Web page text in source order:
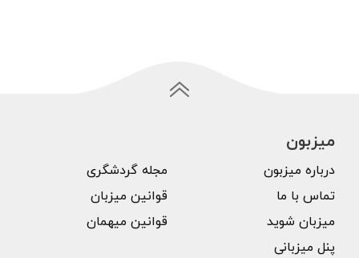
میزبون
درباره میزبون
تماس با ما
میزبان شوید
پنل میزبانی
مجله گردشگری
قوانین میزبان
قوانین میهمان